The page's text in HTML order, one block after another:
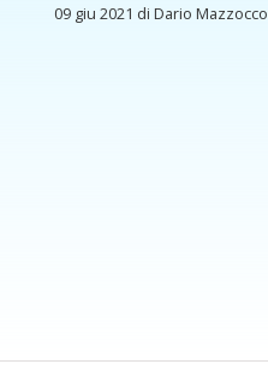
09 giu 2021 di Dario Mazzocco